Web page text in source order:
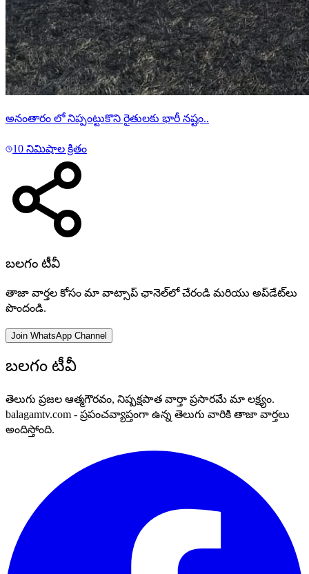
అనంతారం లో నిప్పంట్టుకొని రైతులకు భారీ నష్టం..
10 నిమిషాల క్రితం
బలగం టీవీ
తాజా వార్తల కోసం మా వాట్సాప్ ఛానెల్‌లో చేరండి మరియు అప్‌డేట్‌లు
పొందండి.
Join WhatsApp Channel
బలగం టీవీ
తెలుగు ప్రజల ఆత్మగౌరవం, నిష్పక్షపాత వార్తా ప్రసారమే మా లక్ష్యం.
balagamtv.com - ప్రపంచవ్యాప్తంగా ఉన్న తెలుగు వారికి తాజా వార్తలు
అందిస్తోంది.